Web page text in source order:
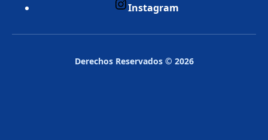
Instagram
Derechos Reservados © 2026